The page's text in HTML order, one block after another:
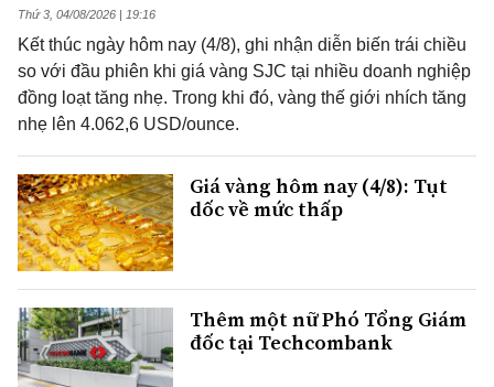
Thứ 3, 04/08/2026 | 19:16
Kết thúc ngày hôm nay (4/8), ghi nhận diễn biến trái chiều
so với đầu phiên khi giá vàng SJC tại nhiều doanh nghiệp
đồng loạt tăng nhẹ. Trong khi đó, vàng thế giới nhích tăng
nhẹ lên 4.062,6 USD/ounce.
Giá vàng hôm nay (4/8): Tụt
dốc về mức thấp
Thêm một nữ Phó Tổng Giám
đốc tại Techcombank